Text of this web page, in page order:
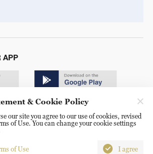
APP
All Rights Reserved. 16A
China. 100040
& Cookie Policy
our site you agree to our use of cookies, revised
of Use. You can change your cookie settings
of Use I agree